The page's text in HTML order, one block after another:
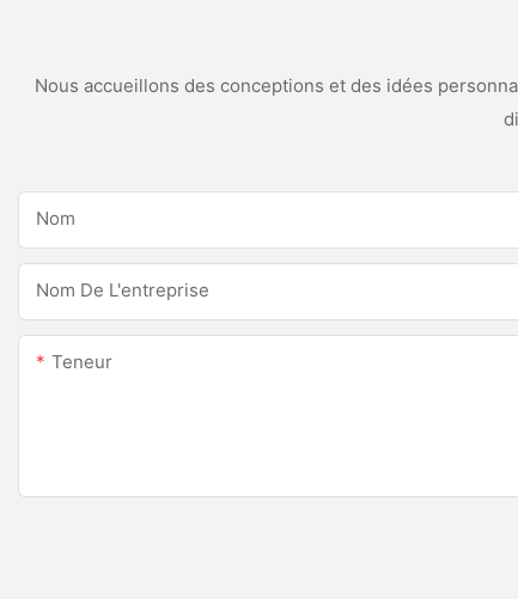
Nous accueillons des conceptions et des idées
Nom
Nom De L'entreprise
Teneur